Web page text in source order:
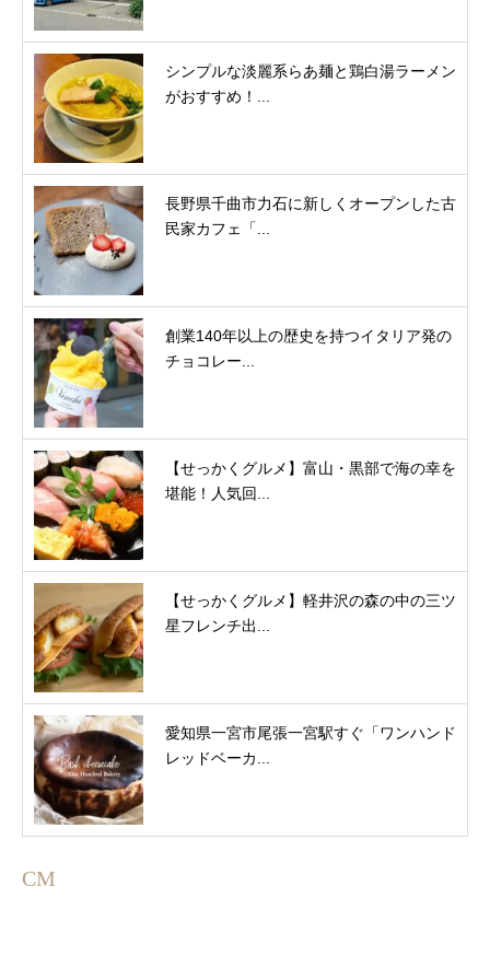
シンプルな淡麗系らあ麺と鶏白湯ラーメン
がおすすめ！...
長野県千曲市力石に新しくオープンした古
民家カフェ「...
創業140年以上の歴史を持つイタリア発の
チョコレー...
【せっかくグルメ】富山・黒部で海の幸を
堪能！人気回...
【せっかくグルメ】軽井沢の森の中の三ツ
星フレンチ出...
愛知県一宮市尾張一宮駅すぐ「ワンハンド
レッドベーカ...
CM